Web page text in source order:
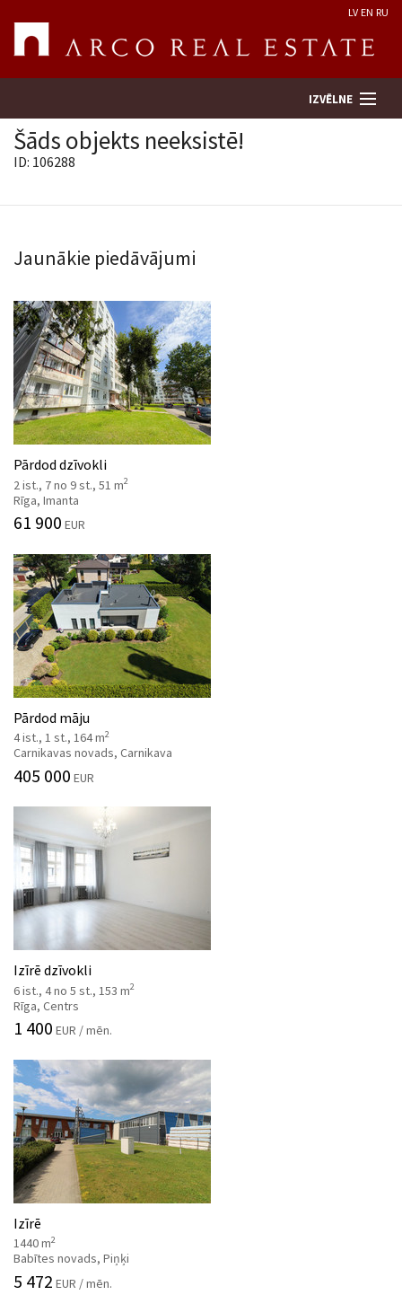
LV EN RU
IZVĒLNE
Uzņēmums
Pakalpojumi
Kontakti
Šāds objekts neeksistē!
ID: 106288
Jaunākie piedāvājumi
Pārdod dzīvokli
2 ist., 7 no 9 st., 51 m2
Rīga, Imanta
61 900 EUR
Pārdod māju
4 ist., 1 st., 164 m2
Carnikavas novads, Carnikava
405 000 EUR
Izīrē dzīvokli
6 ist., 4 no 5 st., 153 m2
Rīga, Centrs
1 400 EUR / mēn.
Izīrē
1440 m2
Babītes novads, Piņķi
5 472 EUR / mēn.